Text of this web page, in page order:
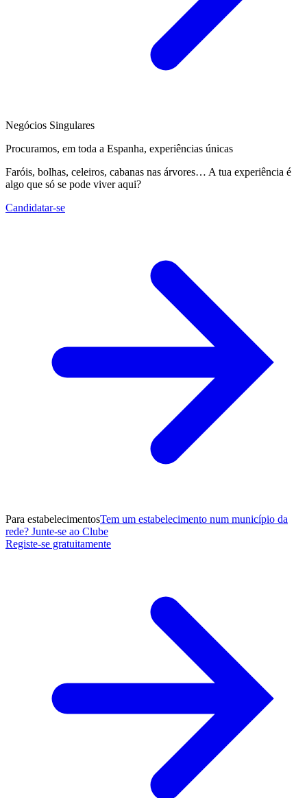
Negócios Singulares
Procuramos, em toda a Espanha, experiências únicas
Faróis, bolhas, celeiros, cabanas nas árvores… A tua experiência é
algo que só se pode viver aqui?
Candidatar-se
Para estabelecimentosTem um estabelecimento num município da
rede? Junte-se ao Clube
Registe-se gratuitamente